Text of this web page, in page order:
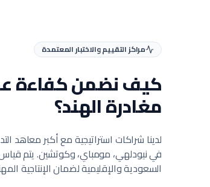
مراكز التقييم والاختبار المعتمدة
كيف نضمن كفاءة
مغادرة الهند؟
لدينا شراكات استراتيجية مع أكبر معاهد
في نيودلهي، مومباي، وكوتشين. يتم
السعودية والإقليمية لضمان الإنتاجية